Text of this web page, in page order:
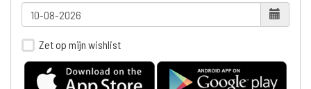
Zet op mijn wishlist